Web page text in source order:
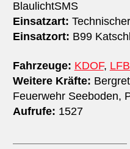
BlaulichtSMS
Einsatzart:
Einsatzort: B99
Fahrzeuge: KDOF,
Weitere Kräfte:
Feuerwehr Seeboden,
Aufrufe: 1527